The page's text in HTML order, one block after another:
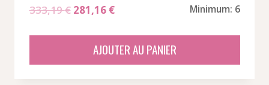
333,19€ Le
était :
281,16 €Le
est :
Minimum: 6
AJOUTER AU PANIER